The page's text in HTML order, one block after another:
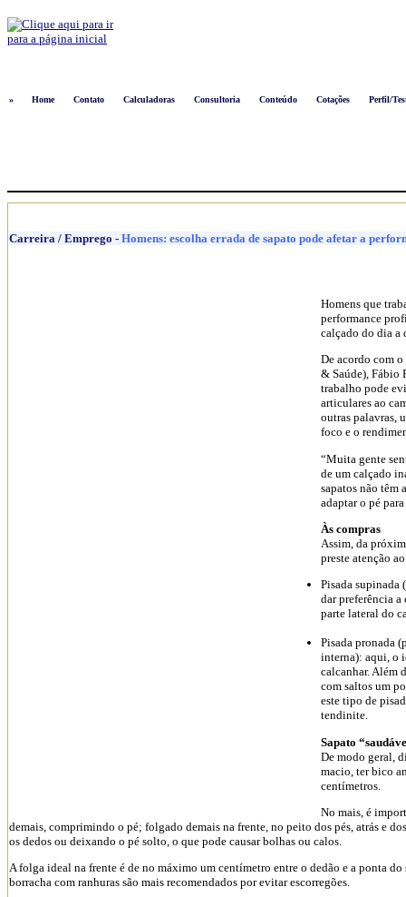
»
Home Contato Calculadoras Consultoria Conteúdo Cotações Perfil/
Carreira / Emprego - Homens: escolha errada de sapato pode afetar a
Homens que
performance
calçado do dia a
De acordo com
& Saúde), Fábio
trabalho pode
articulares ao
outras palavras,
foco e o
“Muita gente
de um calçado
sapatos não têm
adaptar o pé
Às compras
Assim, da
preste atenção
Pisada supinada
dar preferência
parte lateral do
Pisada pronada
interna): aqui, o
calcanhar. Além
com saltos um
este tipo de
tendinite.
Sapato
De modo geral,
macio, ter bico
centímetros.
No mais, é
demais, comprimindo o pé; folgado demais na frente, no peito dos pés, atrás e
os dedos ou deixando o pé solto, o que pode causar bolhas ou calos.
A folga ideal na frente é de no máximo um centímetro entre o dedão e a ponta
borracha com ranhuras são mais recomendados por evitar escorregões.